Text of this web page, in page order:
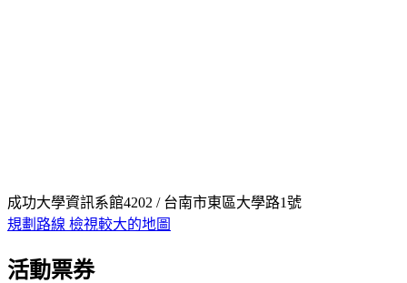
成功大學資訊系館4202 / 台南市東區大學路1號
規劃路線 檢視較大的地圖
活動票券